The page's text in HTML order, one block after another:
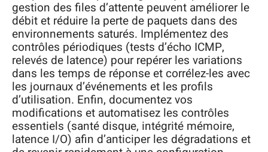
gestion des files d’attente peuvent améliorer le
débit et réduire la perte de paquets dans des
environnements saturés. Implémentez des
contrôles périodiques (tests d’écho ICMP,
relevés de latence) pour repérer les variations
dans les temps de réponse et corrélez-les avec
les journaux d’événements et les profils
d’utilisation. Enfin, documentez vos
modifications et automatisez les contrôles
essentiels (santé disque, intégrité mémoire,
latence I/O) afin d’anticiper les dégradations et